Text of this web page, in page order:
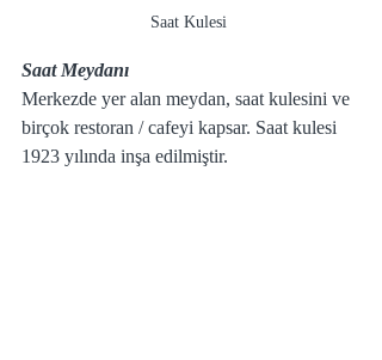
Saat Kulesi
Saat Meydanı
Merkezde yer alan meydan, saat kulesini ve
birçok restoran / cafeyi kapsar. Saat kulesi
1923 yılında inşa edilmiştir.